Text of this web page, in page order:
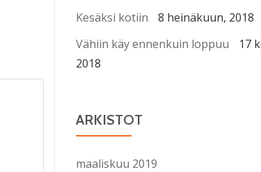
Kesäksi kotiin
8 heinäkuun, 2018
Vähiin käy ennenkuin loppuu
17
2018
ARKISTOT
maaliskuu 2019